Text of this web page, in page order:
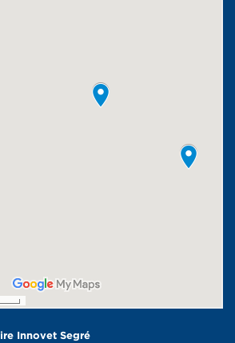
Innovet Segré